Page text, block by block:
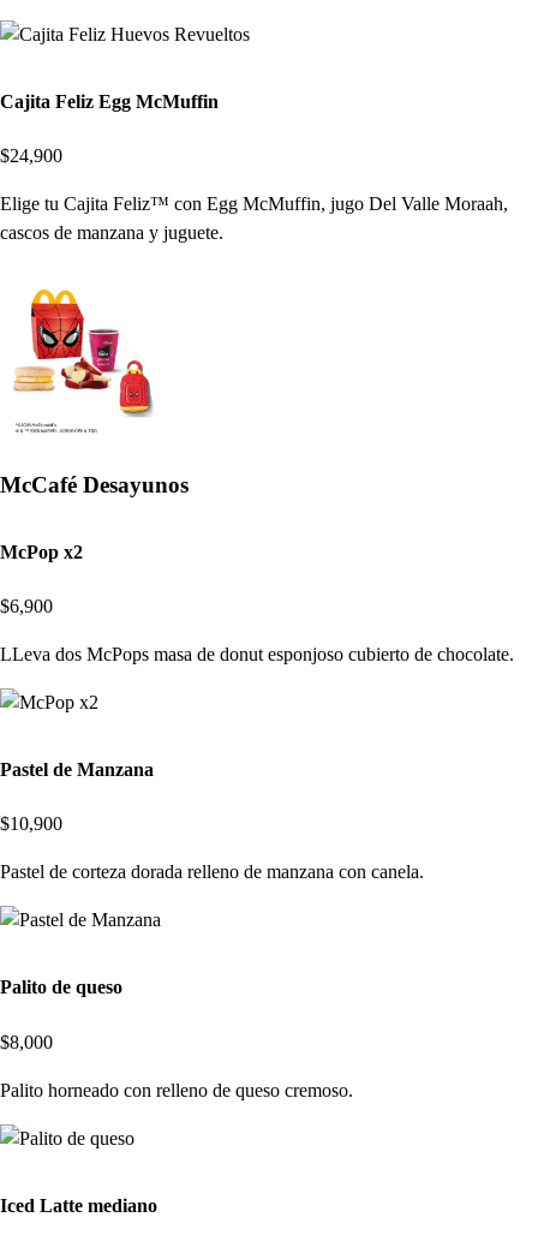
Cajita Feliz Egg McMuffin
$24,900
Elige tu Cajita Feliz™ con Egg McMuffin, jugo Del Valle Moraah,
cascos de manzana y juguete.
McCafé Desayunos
McPop x2
$6,900
LLeva dos McPops masa de donut esponjoso cubierto de chocolate.
Pastel de Manzana
$10,900
Pastel de corteza dorada relleno de manzana con canela.
Palito de queso
$8,000
Palito horneado con relleno de queso cremoso.
Iced Latte mediano